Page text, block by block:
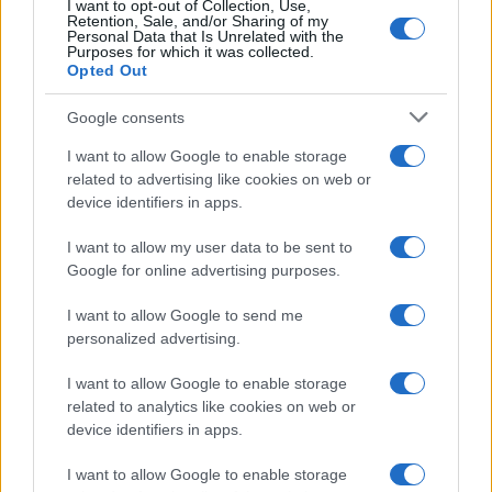
I want to opt-out of Collection, Use,
Retention, Sale, and/or Sharing of my
Personal Data that Is Unrelated with the
Purposes for which it was collected.
Opted Out
Google consents
I want to allow Google to enable storage
related to advertising like cookies on web or
device identifiers in apps.
I want to allow my user data to be sent to
Google for online advertising purposes.
I want to allow Google to send me
personalized advertising.
I want to allow Google to enable storage
related to analytics like cookies on web or
device identifiers in apps.
I want to allow Google to enable storage
(VIDEO) Štorklje obiskale
travnik v Mislinjski Dobravi,
Slovenija pa beleži rekordno
Vreme: Pred nami spet teden
vročine, možne so nevihte
V OTP banki opozarjajo na
zlorabe plačilnih kartic s
Obvestila
Izklop elektrike: 426. Nadzorništvo Vuzenica - Območje Sv.
Anton na Pohorju